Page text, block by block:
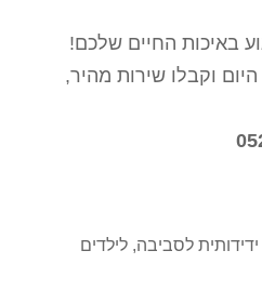
באיכות החיים שלכם!
וקבלו שירות מהיר,
לסביבה, לילדים